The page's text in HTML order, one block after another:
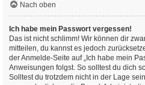
Nach oben
Ich habe mein Passwort vergessen!
Das ist nicht schlimm! Wir können dir
mitteilen, du kannst es jedoch
der Anmelde-Seite auf „Ich habe mein
Anweisungen folgst. So solltest du dich
Solltest du trotzdem nicht in der Lage